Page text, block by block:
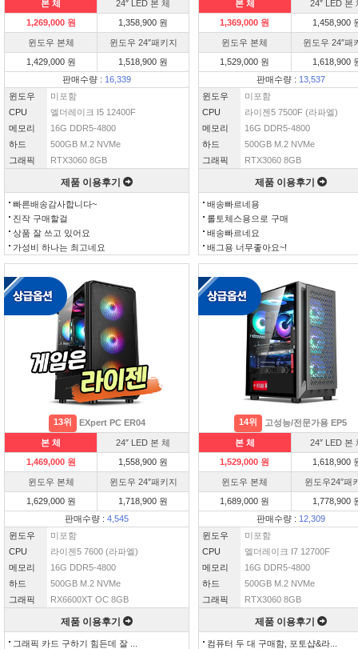
본 체
24″ LED 본 체
1,269,000 원
1,358,900 원
윈도우 본체
윈도우 24″패키지
1,429,000 원
1,518,900 원
판매수량 : 16,339
윈도우
미포함
CPU
엘더레이크 I5 12400F
메모리
16G DDR5-4800
하드
500GB M.2 NVMe
그래픽
RTX3060 8GB
제품 이용후기
빠른배송감사합니다~
진작 구매할걸
상품 잘 쓰고 있어요
가성비 하나는 최고네요
본 체
24″ LED 본
1,369,000 원
1,458,900
윈도우 본체
윈도우 24″패
1,529,000 원
1,618,900
판매수량 : 13,537
윈도우
미포함
CPU
라이젠5 7500F (라파엘)
메모리
16G DDR5-4800
하드
500GB M.2 NVMe
그래픽
RTX3060 8GB
제품 이용후기
배송빠르네용
롤토체스용으로 구매
배송빠르네요
배그용 너무좋아요~!
13위 EXpert PC ER04
본 체
24″ LED 본 체
1,469,000 원
1,558,900 원
윈도우 본체
윈도우 24″패키지
1,629,000 원
1,718,900 원
판매수량 : 4,545
윈도우
미포함
CPU
라이젠5 7600 (라파엘)
메모리
16G DDR5-4800
하드
500GB M.2 NVMe
그래픽
RX6600XT OC 8GB
제품 이용후기
그래픽 카드 구하기 힘든데 잘 ...
14위 고성능/전문가용 EP5
본 체
24″ LED 본
1,529,000 원
1,618,900
윈도우 본체
윈도우24″패
1,689,000 원
1,778,900
판매수량 : 12,309
윈도우
미포함
CPU
엘더레이크 I7 12700F
메모리
16G DDR5-4800
하드
500GB M.2 NVMe
그래픽
RTX3060 8GB
제품 이용후기
컴퓨터 두 대 구매함, 포토샵&라...